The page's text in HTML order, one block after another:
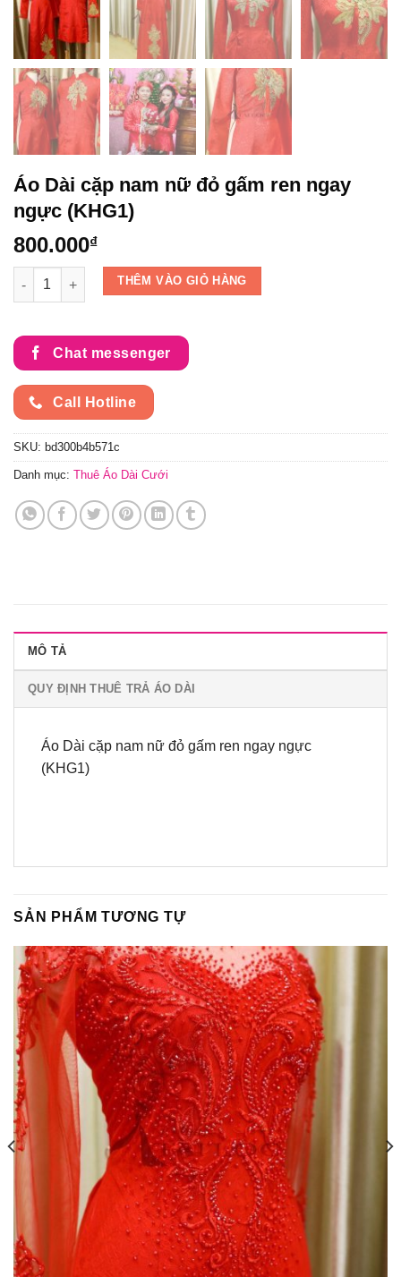
Áo Dài cặp nam nữ đỏ gấm ren ngay
ngực (KHG1)
800.000₫
Áo Dài cặp nam nữ đỏ gấm ren ngay ngực (KHG1) số lượng
THÊM VÀO GIỎ HÀNG
Chat messenger
Call Hotline
SKU: bd300b4b571c
Danh mục: Thuê Áo Dài Cưới
MÔ TẢ
QUY ĐỊNH THUÊ TRẢ ÁO DÀI
Áo Dài cặp nam nữ đỏ gấm ren ngay ngực
(KHG1)
SẢN PHẨM TƯƠNG TỰ